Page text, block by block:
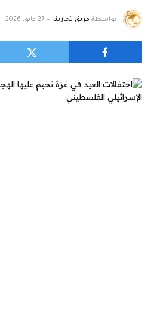
بواسطة فريق تجاربنا 27 مايو، 2026